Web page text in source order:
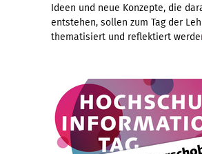
Ideen und neue Konzepte, die
entstehen, sollen zum Tag der
thematisiert und reflektiert